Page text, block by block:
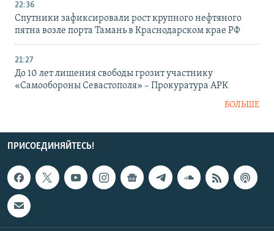
22:36
Спутники зафиксировали рост крупного нефтяного
пятна возле порта Тамань в Краснодарском крае РФ
21:27
До 10 лет лишения свободы грозит участнику
«Самообороны Севастополя» – Прокуратура АРК
БОЛЬШЕ
ПРИСОЕДИНЯЙТЕСЬ!